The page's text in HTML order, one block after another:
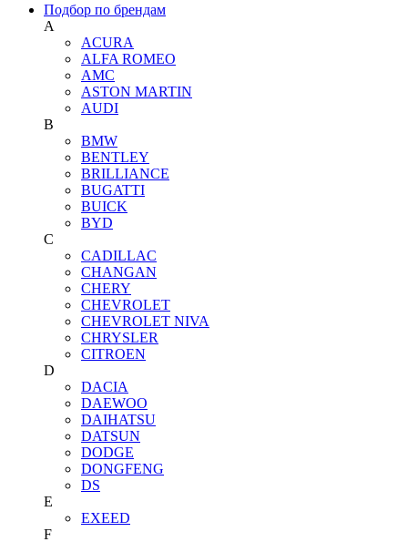
Подбор по брендам
A
ACURA
ALFA ROMEO
AMC
ASTON MARTIN
AUDI
B
BMW
BENTLEY
BRILLIANCE
BUGATTI
BUICK
BYD
C
CADILLAC
CHANGAN
CHERY
CHEVROLET
CHEVROLET NIVA
CHRYSLER
CITROEN
D
DACIA
DAEWOO
DAIHATSU
DATSUN
DODGE
DONGFENG
DS
E
EXEED
F